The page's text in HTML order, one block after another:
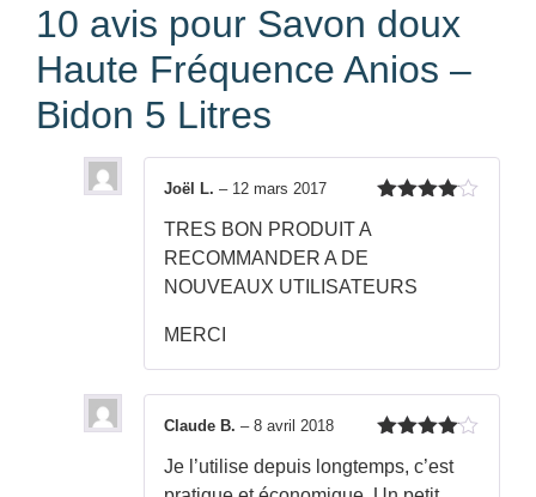
10 avis pour Savon doux
Haute Fréquence Anios –
Bidon 5 Litres
Joël L. – 12 mars 2017
TRES BON PRODUIT A
RECOMMANDER A DE
NOUVEAUX UTILISATEURS
MERCI
sur 5
Claude B. – 8 avril 2018
Je l’utilise depuis longtemps, c’est